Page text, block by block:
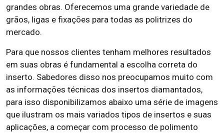
grandes obras. Oferecemos uma grande variedade de
grãos, ligas e fixações para todas as politrizes do
mercado.
Para que nossos clientes tenham melhores resultados
em suas obras é fundamental a escolha correta do
inserto. Sabedores disso nos preocupamos muito com
as informações técnicas dos insertos diamantados,
para isso disponibilizamos abaixo uma série de imagens
que ilustram os mais variados tipos de insertos e suas
aplicações, a começar com processo de polimento